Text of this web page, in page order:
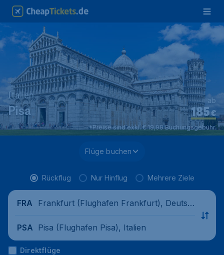
Italien
Pisa €
185
ab
*Preise sind exkl. € 19,99 Buchungsgebühr.
Flüge buchen
Rückflug Nur Hinflug Mehrere Ziele
FRA
Frankfurt (Flughafen Frankfurt), Deutsc
PSA Pisa (Flughafen Pisa), Italien
Direktflüge